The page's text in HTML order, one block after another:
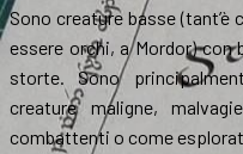
Sono creature basse
essere orchi, a Mordor)
storte. Sono
creature maligne,
combattenti o come